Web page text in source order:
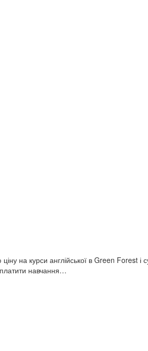
на курси англійської в Green Forest
навчання…